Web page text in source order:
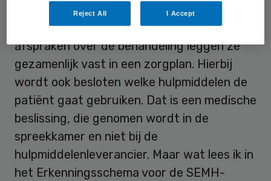
zorg krijgt in overleg met zijn behandelaar
(huisarts of medisch specialist). De
afspraken over de behandeling leggen ze
gezamenlijk vast in een zorgplan. Hierbij
wordt ook besloten welke hulpmiddelen de
patiënt gaat gebruiken. Dat is een medische
beslissing, die genomen wordt in de
spreekkamer en niet bij de
hulpmiddelenleverancier. Maar wat lees ik in
het Erkenningsschema voor de SEMH-
Reject All I Accept